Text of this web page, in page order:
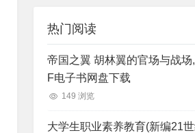
热门阅读
帝国之翼 胡林翼的官场与战场
F电子书网盘下载
149 浏览
大学生职业素养教育(新编21